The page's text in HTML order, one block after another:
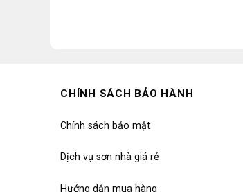
CHÍNH SÁCH BẢO HÀNH
Chính sách bảo mật
Dịch vụ sơn nhà giá rẻ
Hướng dẫn mua hàng